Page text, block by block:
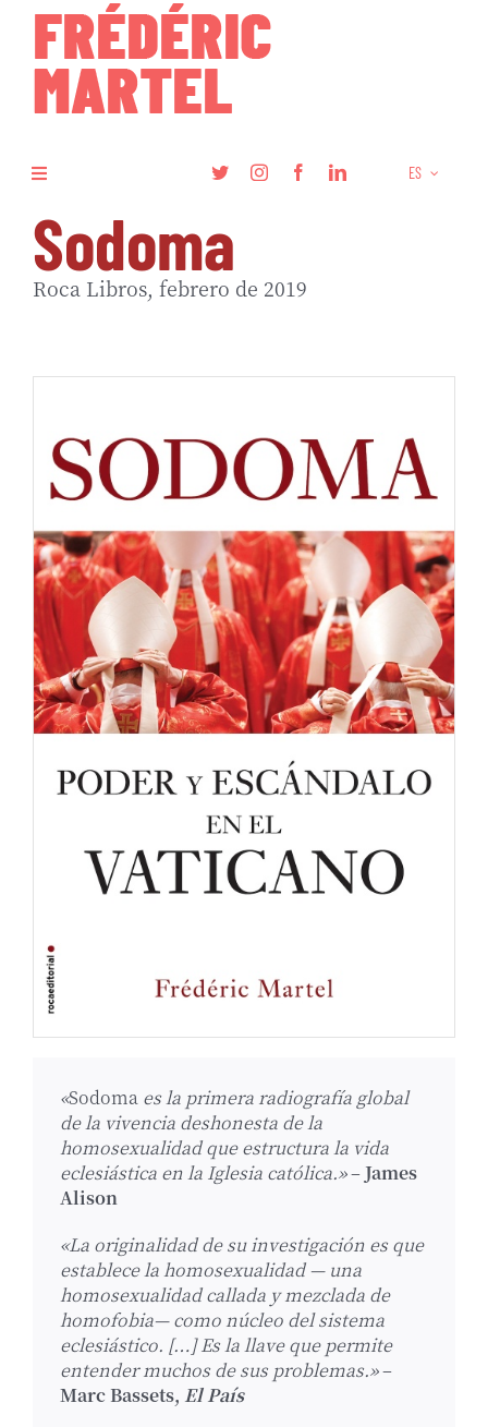
content
Toggle
Libros
Investigación
Artículos
Podcasts
Contact
ES
Sodoma
Roca Libros, febrero de 2019
«Sodoma es la primera radiografía global
de la vivencia deshonesta de la
homosexualidad que estructura la vida
eclesiástica en la Iglesia católica.»–James
Alison
«La originalidad de su investigación es que
establece la homosexualidad — una
homosexualidad callada y mezclada de
homofobia— como núcleo del sistema
eclesiástico. […] Es la llave que permite
entender muchos de sus problemas.»–
Marc Bassets, El País